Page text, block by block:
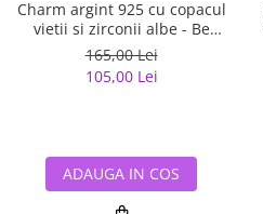
Charm argint 925 cu copacul
vietii si zirconii albe - Be
Nature PST0120
165,00 Lei
105,00 Lei
ADAUGA IN COS